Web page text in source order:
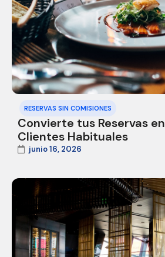
RESERVAS SIN COMISIONES
Convierte tus Reservas en
Clientes Habituales
junio 16, 2026